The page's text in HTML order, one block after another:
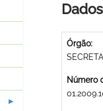
Órgão:
Número